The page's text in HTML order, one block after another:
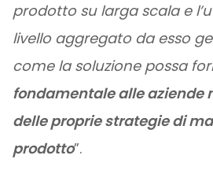
prodotto su larga scala e
livello aggregato da esso
come la soluzione possa
fondamentale alle aziende
delle proprie strategie di
prodotto”.